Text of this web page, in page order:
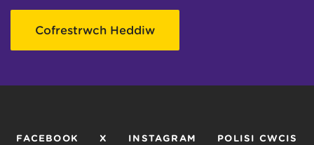
Cofrestrwch Heddiw
FACEBOOK X INSTAGRAM POLISI CWCIS